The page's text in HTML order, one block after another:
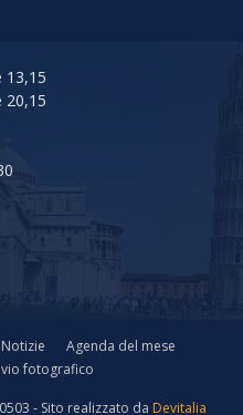
13,15
20,15
Notizie
Agenda del mese
fotografico
- Sito realizzato da Devitalia